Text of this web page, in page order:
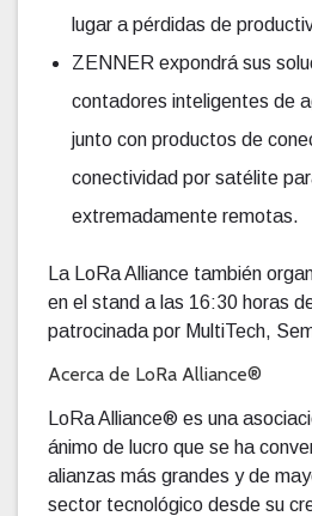
lugar a pérdidas de
ZENNER expondrá sus
contadores inteligentes de
junto con productos de
conectividad por satélite
extremadamente remotas.
La LoRa Alliance también
en el stand a las 16:30 horas
patrocinada por MultiTech,
Acerca de LoRa Alliance®
LoRa Alliance® es una
ánimo de lucro que se ha
alianzas más grandes y de
sector tecnológico desde su